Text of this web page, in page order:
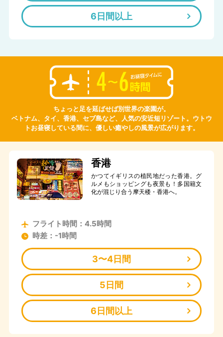
6日間以上
ちょっと足を延ばせば別世界の楽園が。
ベトナム、タイ、香港、セブ島など、人気の安近短リゾート。ウトウ
トお昼寝している間に、優しい癒やしの風景が広がります。
香港
かつてイギリスの植民地だった香港。グ
ルメもショッピングも夜景も！多国籍文
化が混じり合う摩天楼・香港へ。
フライト時間：4.5時間
時差：-1時間
3〜4日間
5日間
6日間以上